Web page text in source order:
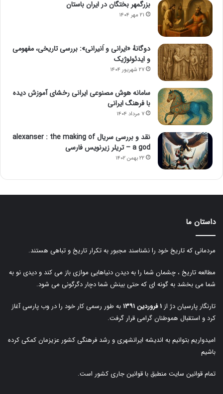
بزرگمهر بختگان در ایران باستان
۲۱ مهر ۱۴۰۴
دوگانهٔ «ایرانی و اَنیرانی»: بررسی تاریخی، مفهومی
و ایدئولوژیک
۲۷ شهریور ۱۴۰۴
سامانه هوش مصنوعی ایرانی رخشای آموزش دیده
با فرهنگ ایرانی
۷ مرداد ۱۴۰۴
نقد و بررسی سریال alexanser : the making of
a god – تریلر زیرنویس فارسی
۲۲ بهمن ۱۴۰۲
داستان ما
مردمانی که تاریخ خود را نشناسند مجبور به تکرار تاریخ و تباهی هستند.
مطالعه تاریخ ، چشمان شما را به دیدن دنیاهایی موازی باز می کند و دیدی نو به
شما می بخشد به گونه ای که حتی بینش شما دچار دگرگونی می شود.
تارنگار پارسیان دژ از۱ فروردین ۱۳۹۱
به طور رسمی کار خود را در وب پارسی آغاز
کرد و استقبال هموطنان گرامی قرار گرفت.
امیدواریم بتوانیم به اندیشه ایرانشهری و رشد فرهنگی کشور عزیزمان کمکی کرده
باشیم
تمام قوانین سایت منطبق با قوانین جاری کشور است.